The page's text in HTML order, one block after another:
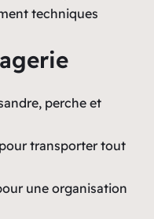
techniques
perche et
transporter tout
une organisation